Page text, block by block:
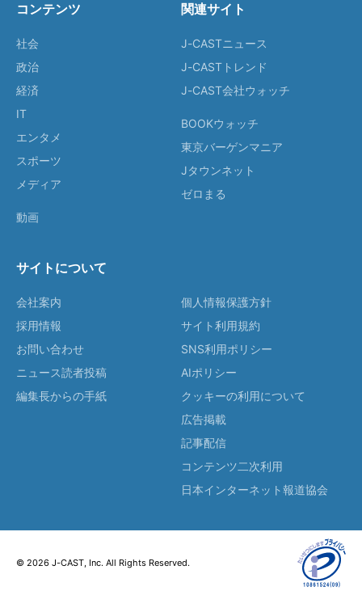
コンテンツ
社会
政治
経済
IT
エンタメ
スポーツ
メディア
動画
関連サイト
J-CASTニュース
J-CASTトレンド
J-CAST会社ウォッチ
BOOKウォッチ
東京バーゲンマニア
Jタウンネット
ゼロまる
サイトについて
会社案内
採用情報
お問い合わせ
ニュース読者投稿
編集長からの手紙
個人情報保護方針
サイト利用規約
SNS利用ポリシー
AIポリシー
クッキーの利用について
広告掲載
記事配信
コンテンツ二次利用
日本インターネット報道協会
© 2026 J-CAST, Inc. All Rights Reserved.